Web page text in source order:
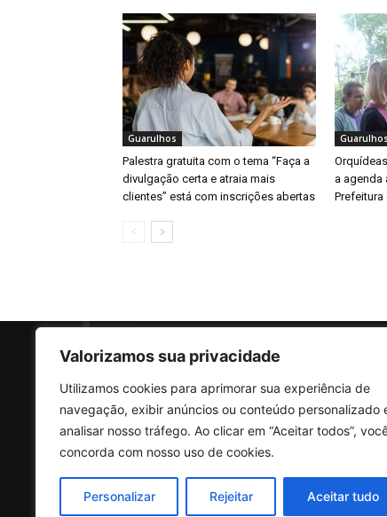
Valorizamos sua privacidade
Utilizamos cookies para aprimorar sua experiência de
navegação, exibir anúncios ou conteúdo personalizado
analisar nosso tráfego. Ao clicar em “Aceitar todos”,
concorda com nosso uso de cookies.
Personalizar Rejeitar Aceitar tudo
Guarulhos
Palestra gratuita com o tema “Faça a
divulgação certa e atraia mais
clientes” está com inscrições abertas
Guarulhos
a agenda
Prefeitura